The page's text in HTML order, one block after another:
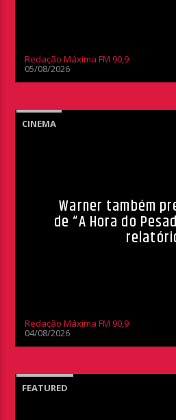
Redação Máxima FM 90,9
05/08/2026
CINEMA
Warner também
de “A Hora do
Redação Máxima FM 90,9
04/08/2026
FEATURED